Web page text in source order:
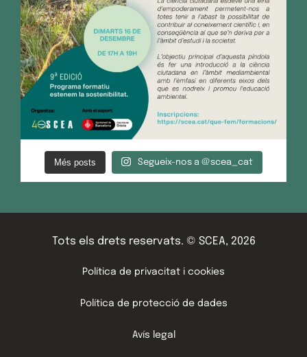
Més posts Segueix-nos a @scea_cat
Tots els drets reservats. © SCEA, 2026
Política de privacitat i cookies
Política de protecció de dades
Avís legal